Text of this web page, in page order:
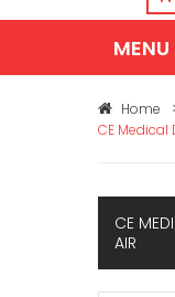
Home
CE Medical
CE
AIR